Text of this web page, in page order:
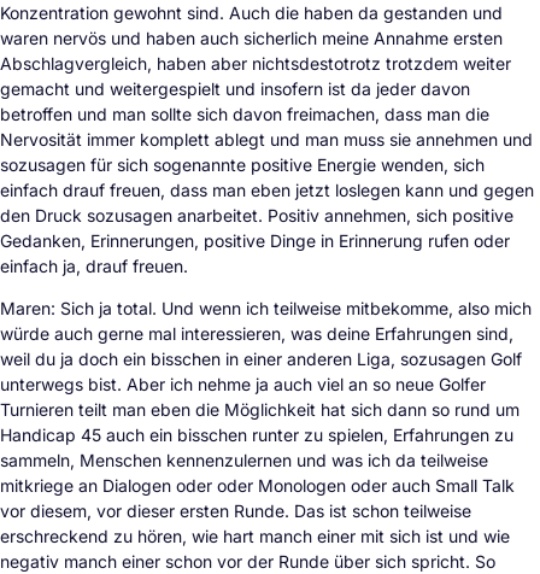
Konzentration gewohnt sind. Auch die haben da gestanden und
waren nervös und haben auch sicherlich meine Annahme ersten
Abschlagvergleich, haben aber nichtsdestotrotz trotzdem weiter
gemacht und weitergespielt und insofern ist da jeder davon
betroffen und man sollte sich davon freimachen, dass man die
Nervosität immer komplett ablegt und man muss sie annehmen und
sozusagen für sich sogenannte positive Energie wenden, sich
einfach drauf freuen, dass man eben jetzt loslegen kann und gegen
den Druck sozusagen anarbeitet. Positiv annehmen, sich positive
Gedanken, Erinnerungen, positive Dinge in Erinnerung rufen oder
einfach ja, drauf freuen.
Maren: Sich ja total. Und wenn ich teilweise mitbekomme, also mich
würde auch gerne mal interessieren, was deine Erfahrungen sind,
weil du ja doch ein bisschen in einer anderen Liga, sozusagen Golf
unterwegs bist. Aber ich nehme ja auch viel an so neue Golfer
Turnieren teilt man eben die Möglichkeit hat sich dann so rund um
Handicap 45 auch ein bisschen runter zu spielen, Erfahrungen zu
sammeln, Menschen kennenzulernen und was ich da teilweise
mitkriege an Dialogen oder oder Monologen oder auch Small Talk
vor diesem, vor dieser ersten Runde. Das ist schon teilweise
erschreckend zu hören, wie hart manch einer mit sich ist und wie
negativ manch einer schon vor der Runde über sich spricht. So